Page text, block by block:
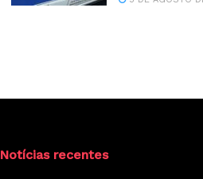
Notícias recentes